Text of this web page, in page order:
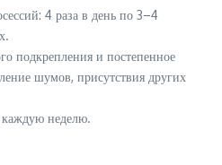
4 раза в день по 3–4
подкрепления и постепенное
шумов, присутствия других
неделю.